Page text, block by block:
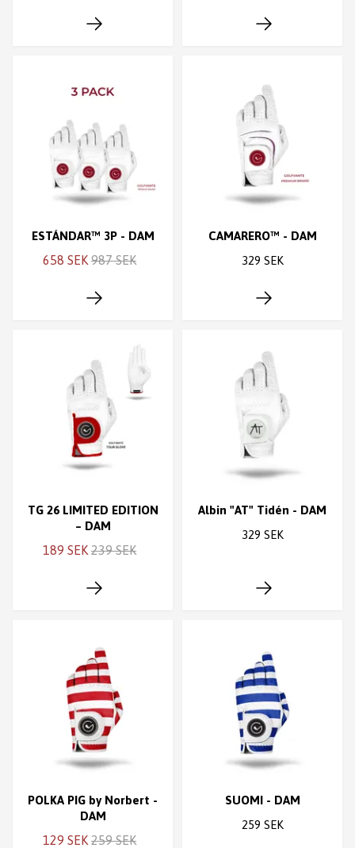
ESTÁNDAR™ 3P - DAM
658 SEK 987 SEK
CAMARERO™ - DAM
329 SEK
TG 26 LIMITED EDITION
– DAM
189 SEK 239 SEK
Albin "AT" Tidén - DAM
329 SEK
POLKA PIG by Norbert -
DAM
129 SEK 259 SEK
SUOMI - DAM
259 SEK